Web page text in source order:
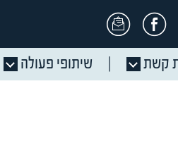
קשת שיתופי פעולה